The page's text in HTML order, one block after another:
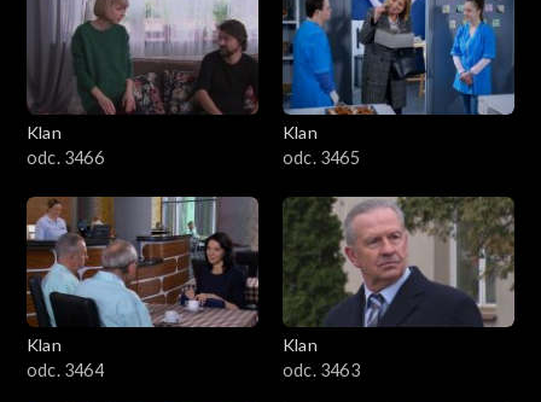
Klan
odc. 3466
Klan
odc. 3465
Klan
odc. 3464
Klan
odc. 3463